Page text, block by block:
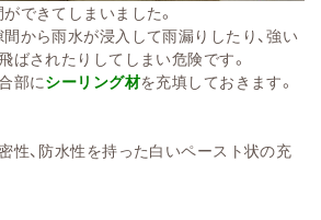
できてしまいました。
から雨水が浸入して雨漏りしたり、強い
ばされたりしてしまい危険です。
部にシーリング材を充填しておきます。
性、防水性を持った白いペースト状の充